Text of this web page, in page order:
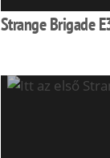
Strange Brigade